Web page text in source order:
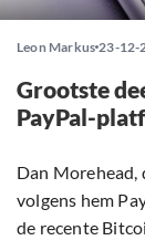
Leon Markus 23-12-
Grootste
PayPal-
Dan Morehead,
volgens hem
de recente